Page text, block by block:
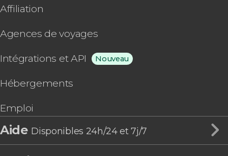
Affiliation
Agences de voyages
Intégrations et API Nouveau
Hébergements
Emploi
Aide Disponibles 24h/24 et 7j/7